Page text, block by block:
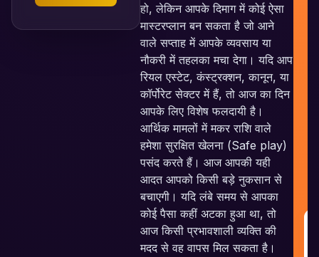
हो, लेकिन आपके दिमाग में कोई ऐसा
मास्टरप्लान बन सकता है जो आने
वाले सप्ताह में आपके व्यवसाय या
नौकरी में तहलका मचा देगा। यदि आप
रियल एस्टेट, कंस्ट्रक्शन, कानून, या
कॉर्पोरेट सेक्टर में हैं, तो आज का दिन
आपके लिए विशेष फलदायी है।
आर्थिक मामलों में मकर राशि वाले
हमेशा सुरक्षित खेलना (Safe play)
पसंद करते हैं। आज आपकी यही
आदत आपको किसी बड़े नुकसान से
बचाएगी। यदि लंबे समय से आपका
कोई पैसा कहीं अटका हुआ था, तो
आज किसी प्रभावशाली व्यक्ति की
मदद से वह वापस मिल सकता है।